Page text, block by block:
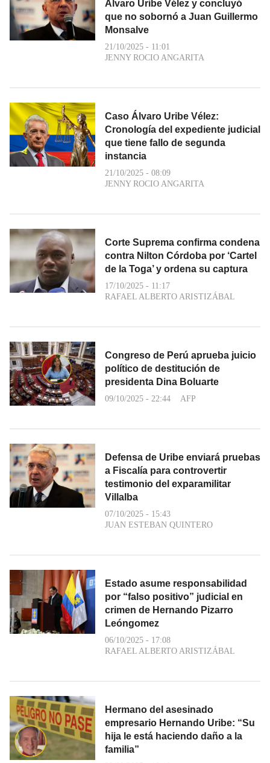
Álvaro Uribe Vélez y concluyó
que no sobornó a Juan Guillermo
Monsalve
21/10/2025 - 11:01
JENNY ROCIO ANGARITA
Caso Álvaro Uribe Vélez:
Cronología del expediente judicial
que tiene fallo de segunda
instancia
21/10/2025 - 08:09
JENNY ROCIO ANGARITA
Corte Suprema confirma condena
contra Nilton Córdoba por ‘Cartel
de la Toga’ y ordena su captura
17/10/2025 - 11:17
RAFAEL ALBERTO ARISTIZÁBAL
Congreso de Perú aprueba juicio
político de destitución de
presidenta Dina Boluarte
09/10/2025 - 22:44 AFP
Defensa de Uribe enviará pruebas
a Fiscalía para controvertir
testimonio del exparamilitar
Villalba
07/10/2025 - 15:43
JUAN ESTEBAN QUINTERO
Estado asume responsabilidad
por “falso positivo” judicial en
crimen de Hernando Pizarro
Leóngomez
06/10/2025 - 17:08
RAFAEL ALBERTO ARISTIZÁBAL
Hermano del asesinado
empresario Hernando Uribe: “Su
hija le está haciendo daño a la
familia”